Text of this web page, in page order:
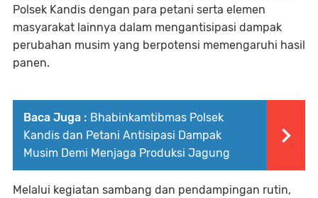
Polsek Kandis dengan para petani serta elemen
masyarakat lainnya dalam mengantisipasi dampak
perubahan musim yang berpotensi memengaruhi hasil
panen.
Baca Juga : Bhabinkamtibmas Polsek
Kandis dan Petani Antisipasi Dampak
Musim Demi Menjaga Produksi Jagung
Melalui kegiatan sambang dan pendampingan rutin,